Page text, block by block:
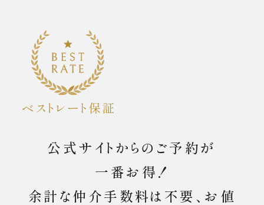
公式サイトからのご予約が
一番お得！
余計な仲介手数料は不要、お値